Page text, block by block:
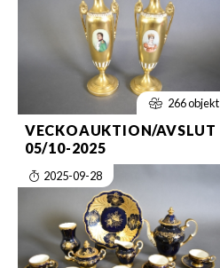
266 objekt
VECKOAUKTION/AVSLUT
05/10-2025
2025-09-28